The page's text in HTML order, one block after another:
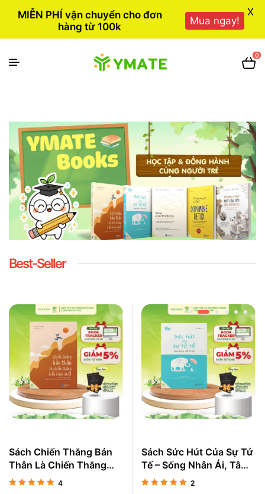
0
Best-Seller
Sách Chiến Thắng Bản
Thân Là Chiến Thắng
Hiển Hách Nhất
4
Sách Sức Hút Của Sự Tử
Tế – Sống Nhân Ái, Tâm
Thư Thái
2
MIỄN PHÍ vận chuyển cho đơn
hàng từ 100k
Mua ngay!
X